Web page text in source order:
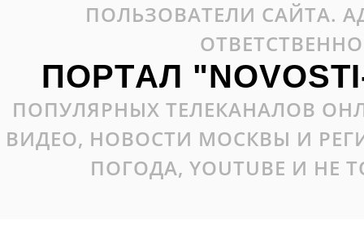
ПОЛЬЗОВАТЕЛИ САЙТА.
ПОРТАЛ
ПОПУЛЯРНЫХ ТЕЛЕКАНАЛОВ
ВИДЕО, НОВОСТИ МОСКВЫ И
ПОГОДА, YOUTUBE И